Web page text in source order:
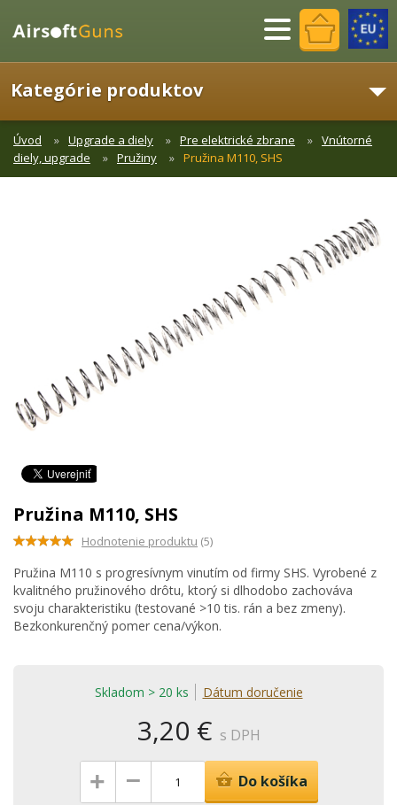
Menu
Kategórie produktov
Úvod Upgrade a diely Pre elektrické zbrane
Vnútorné
diely, upgrade
Pružiny Pružina M110, SHS
Pružina M110, SHS
Hodnotenie produktu (5)
Pružina M110 s progresívnym vinutím od firmy SHS. Vyrobené z
kvalitného pružinového drôtu, ktorý si dlhodobo zachováva
svoju charakteristiku (testované >10 tis. rán a bez zmeny).
Bezkonkurenčný pomer cena/výkon.
Skladom > 20 ks Dátum doručenie
3,20 € s DPH
+ – Do košíka